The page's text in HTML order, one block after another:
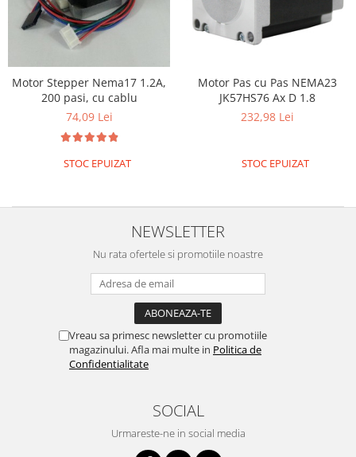
Motor Stepper Nema17 1.2A,
200 pasi, cu cablu
74,09 Lei
STOC EPUIZAT
Motor Pas cu Pas NEMA23
JK57HS76 Ax D 1.8
232,98 Lei
STOC EPUIZAT
NEWSLETTER
Nu rata ofertele si promotiile noastre
Vreau sa primesc newsletter cu promotiile
magazinului. Afla mai multe in Politica de
Confidentialitate
SOCIAL
Urmareste-ne in social media